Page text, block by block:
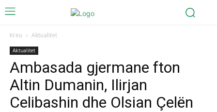
Kreu Aktualitet
Aktualitet
Ambasada gjermane fton
Altin Dumanin, Ilirjan
Celibashin dhe Olsian Çelën